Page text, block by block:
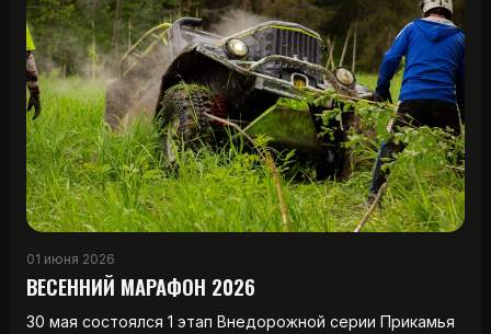
01 июня 2026
ВЕСЕННИЙ МАРАФОН 2026
30 мая состоялся 1 этап Внедорожной серии Прикамья